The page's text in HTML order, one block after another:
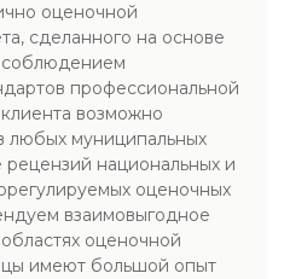
оценочной
сделанного на основе
соблюдением
профессиональной
возможно
любых муниципальных
национальных и
оценочных
взаимовыгодное
оценочной
имеют большой опыт